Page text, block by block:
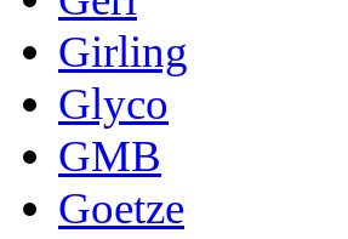
Girling
Glyco
GMB
Goetze